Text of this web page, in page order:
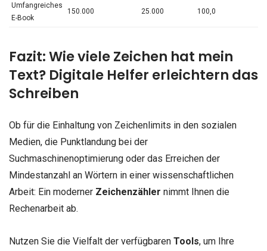
Umfangreiches
E-Book
150.000 25.000 100,0
Fazit: Wie viele Zeichen hat mein
Text? Digitale Helfer erleichtern das
Schreiben
Ob für die Einhaltung von Zeichenlimits in den sozialen
Medien, die Punktlandung bei der
Suchmaschinenoptimierung oder das Erreichen der
Mindestanzahl an Wörtern in einer wissenschaftlichen
Arbeit: Ein moderner Zeichenzähler nimmt Ihnen die
Rechenarbeit ab.
Nutzen Sie die Vielfalt der verfügbaren Tools, um Ihre